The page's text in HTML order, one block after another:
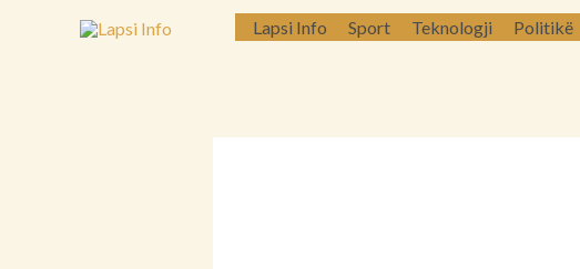
Lapsi Info Sport Teknologji Politikë